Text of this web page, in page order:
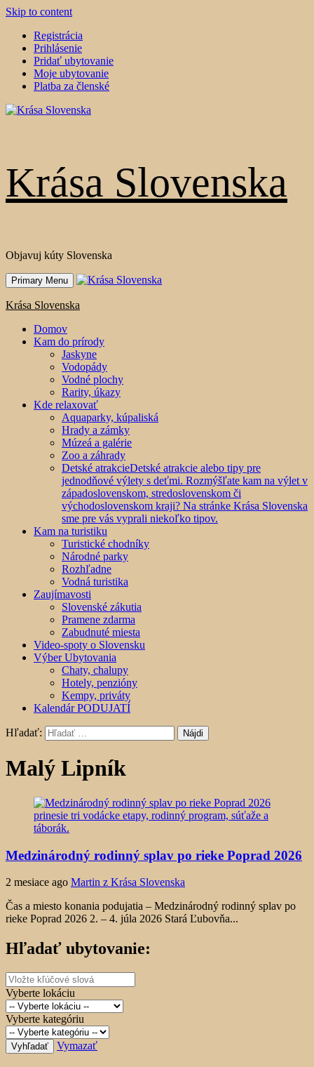
Skip to content
Registrácia
Prihlásenie
Pridať ubytovanie
Moje ubytovanie
Platba za členské
Krása Slovenska
Objavuj kúty Slovenska
Primary Menu
Krása Slovenska
Domov
Kam do prírody
Jaskyne
Vodopády
Vodné plochy
Rarity, úkazy
Kde relaxovať
Aquaparky, kúpaliská
Hrady a zámky
Múzeá a galérie
Zoo a záhrady
Detské atrakcieDetské atrakcie alebo tipy pre
jednodňové výlety s deťmi. Rozmýšľate kam na výlet v
západoslovenskom, stredoslovenskom či
východoslovenskom kraji? Na stránke Krása Slovenska
sme pre vás vyprali niekoľko tipov.
Kam na turistiku
Turistické chodníky
Národné parky
Rozhľadne
Vodná turistika
Zaujímavosti
Slovenské zákutia
Pramene zdarma
Zabudnuté miesta
Video-spoty o Slovensku
Výber Ubytovania
Chaty, chalupy
Hotely, penzióny
Kempy, priváty
Kalendár PODUJATÍ
Hľadať:
Malý Lipník
Medzinárodný rodinný splav po rieke Poprad 2026
2 mesiace ago Martin z Krása Slovenska
Čas a miesto konania podujatia – Medzinárodný rodinný splav po
rieke Poprad 2026 2. – 4. júla 2026 Stará Ľubovňa...
Hľadať ubytovanie:
Vyberte lokáciu
Vyberte kategóriu
Vyhľadať Vymazať